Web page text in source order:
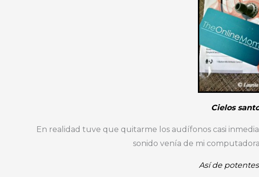
Cielos
En realidad tuve que quitarme los audífonos casi
sonido venía de mi
Así de